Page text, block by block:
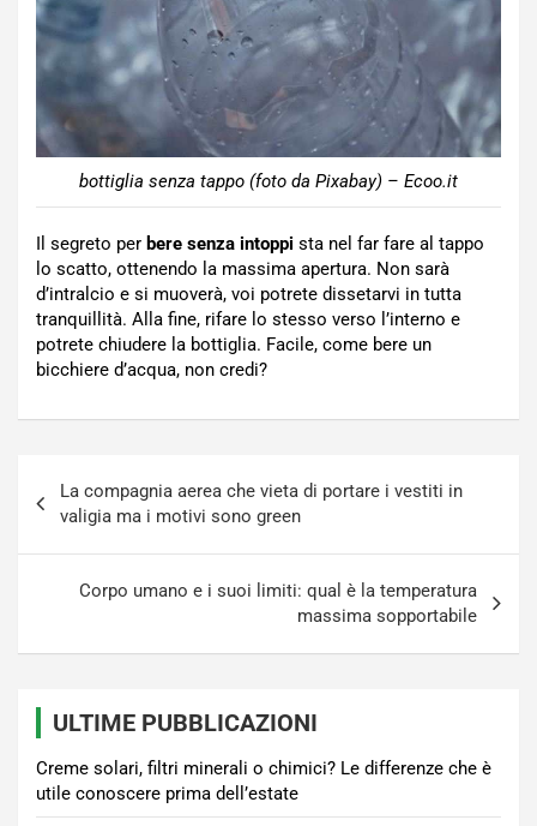
bottiglia senza tappo (foto da Pixabay) – Ecoo.it
Il segreto per bere senza intoppi sta nel far fare al tappo
lo scatto, ottenendo la massima apertura. Non sarà
d’intralcio e si muoverà, voi potrete dissetarvi in tutta
tranquillità. Alla fine, rifare lo stesso verso l’interno e
potrete chiudere la bottiglia. Facile, come bere un
bicchiere d’acqua, non credi?
articoli
La compagnia aerea che vieta di portare i vestiti in
valigia ma i motivi sono green
Corpo umano e i suoi limiti: qual è la temperatura
massima sopportabile
ULTIME PUBBLICAZIONI
Creme solari, filtri minerali o chimici? Le differenze che è
utile conoscere prima dell’estate